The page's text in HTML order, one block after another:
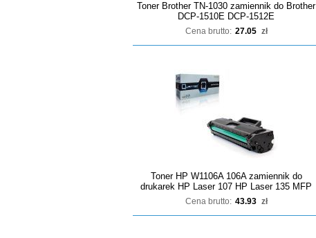
Toner Brother TN-1030 zamiennik do Brother
DCP-1510E DCP-1512E
Cena brutto: 27.05 zł
Toner HP W1106A 106A zamiennik do
drukarek HP Laser 107 HP Laser 135 MFP
Cena brutto: 43.93 zł